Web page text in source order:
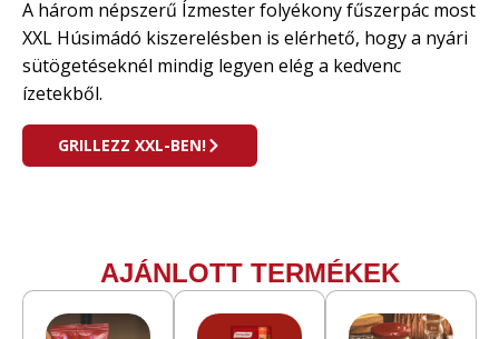
A három népszerű Ízmester folyékony fűszerpác most
XXL Húsimádó kiszerelésben is elérhető, hogy a nyári
sütögetéseknél mindig legyen elég a kedvenc
ízetekből.
GRILLEZZ XXL-BEN!
AJÁNLOTT TERMÉKEK